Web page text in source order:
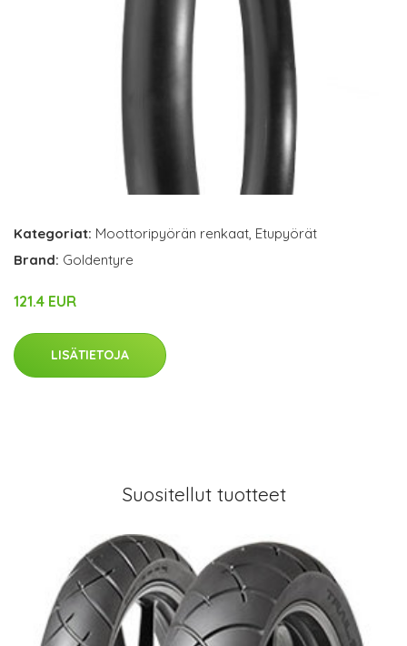
Kategoriat: Moottoripyörän renkaat, Etupyörät
Brand: Goldentyre
121.4 EUR
LISÄTIETOJA
Suositellut tuotteet